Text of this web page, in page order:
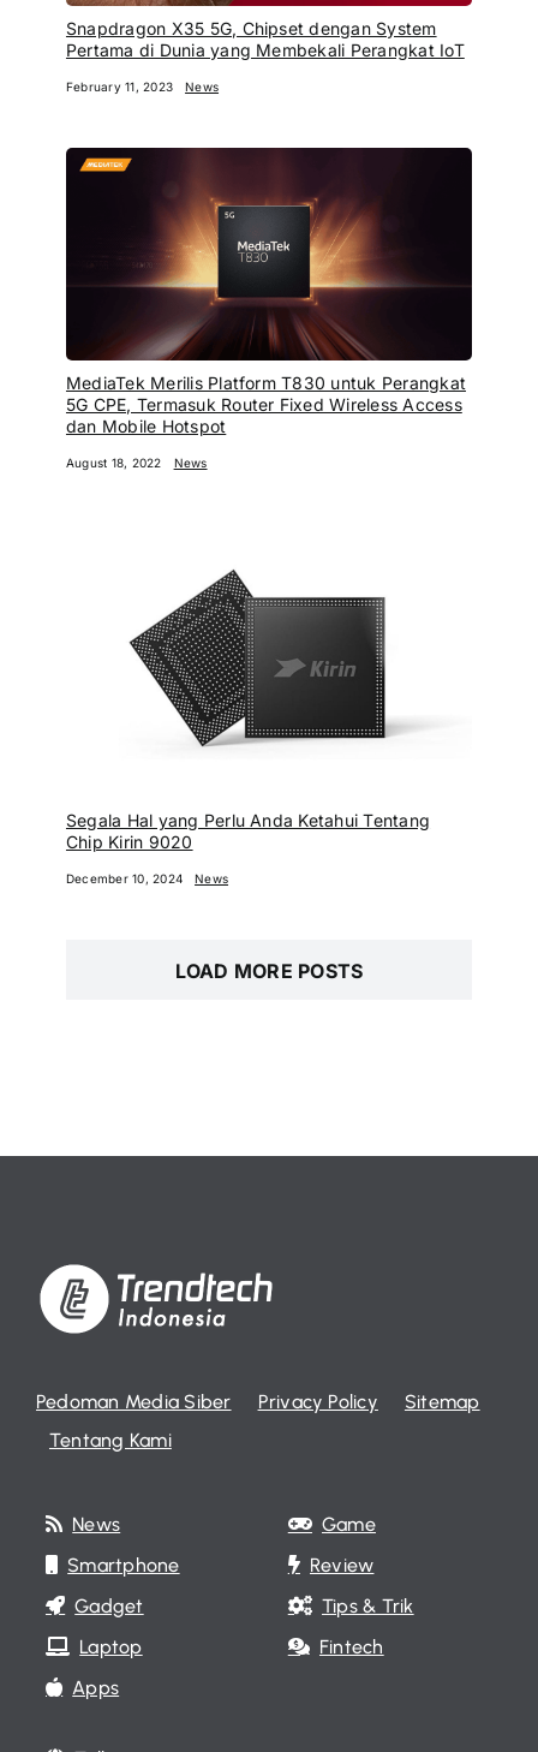
Snapdragon X35 5G, Chipset dengan System
Pertama di Dunia yang Membekali Perangkat IoT
February 11, 2023 News
MediaTek Merilis Platform T830 untuk Perangkat
5G CPE, Termasuk Router Fixed Wireless Access
dan Mobile Hotspot
August 18, 2022 News
Segala Hal yang Perlu Anda Ketahui Tentang
Chip Kirin 9020
December 10, 2024 News
LOAD MORE POSTS
Pedoman Media Siber Privacy Policy
Sitemap
Tentang Kami
News
Smartphone
Gadget
Laptop
Apps
Game
Review
Tips & Trik
Fintech